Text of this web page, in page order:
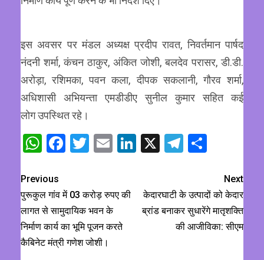
इस अवसर पर मंडल अध्यक्ष प्रदीप रावत, निवर्तमान पार्षद
नंदनी शर्मा, कंचन ठाकुर, अंकित जोशी, बलदेव परासर, डी.डी.
अरोड़ा, रशिमका, पवन कला, दीपक सकलानी, गौरव शर्मा,
अधिशासी अभियन्ता एमडीडीए सुनील कुमार सहित कई
लोग उपस्थित रहे।
WhatsApp
Facebook
Twitter
EmailLinkedIn
X Telegram
Previous
पुरूकुल गांव में 03 करोड़ रुपए की
लागत से सामुदायिक भवन के
निर्माण कार्य का भूमि पूजन करते
कैबिनेट मंत्री गणेश जोशी।
Next
केदारघाटी के उत्पादों को केदार
ब्रांड बनाकर सुधारेंगे मातृशक्ति
की आजीविका: सीएम